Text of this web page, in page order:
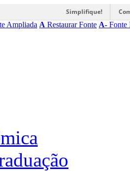
Simplifique!
Ampliada A Restaurar Fonte A- Fonte